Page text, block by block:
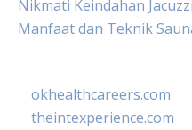
Nikmati Keindahan
Manfaat dan Teknik
okhealthcareers.com
theintexperience.com